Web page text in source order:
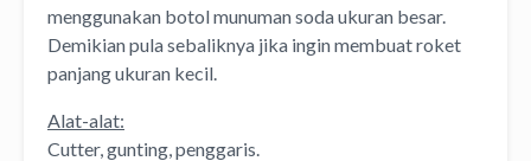
menggunakan botol munuman soda ukuran besar.
Demikian pula sebaliknya jika ingin membuat roket
panjang ukuran kecil.
Alat-alat:
Cutter, gunting, penggaris.